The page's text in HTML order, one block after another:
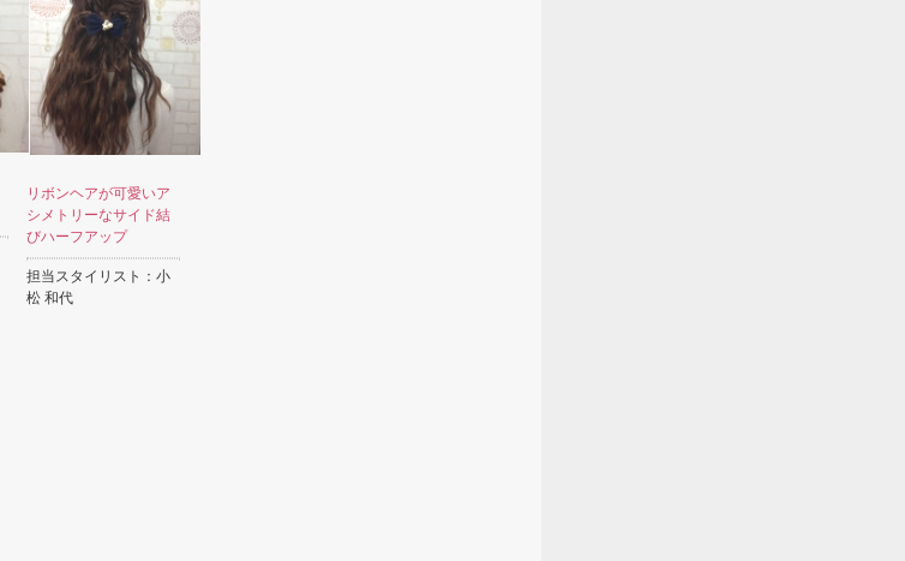
リボンヘアが可愛いア
シメトリーなサイド結
びハーフアップ
担当スタイリスト：小
松 和代